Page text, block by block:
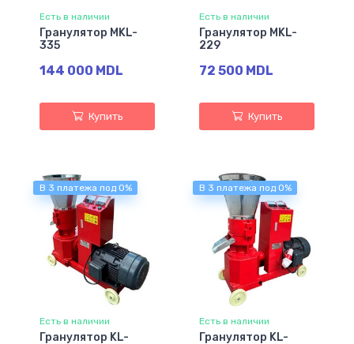
Есть в наличии
Гранулятор MKL-
335
144 000 MDL
Купить
Есть в наличии
Гранулятор MKL-
229
72 500 MDL
Купить
В 3 платежа под 0%
Есть в наличии
Гранулятор KL-
В 3 платежа под 0%
Есть в наличии
Гранулятор KL-